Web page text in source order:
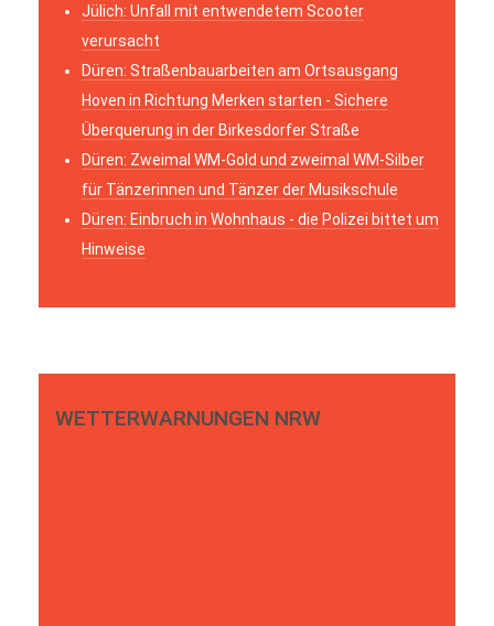
Jülich: Unfall mit entwendetem Scooter
verursacht
Düren: Straßenbauarbeiten am Ortsausgang
Hoven in Richtung Merken starten - Sichere
Überquerung in der Birkesdorfer Straße
Düren: Zweimal WM-Gold und zweimal WM-Silber
für Tänzerinnen und Tänzer der Musikschule
Düren: Einbruch in Wohnhaus - die Polizei bittet um
Hinweise
WETTERWARNUNGEN NRW